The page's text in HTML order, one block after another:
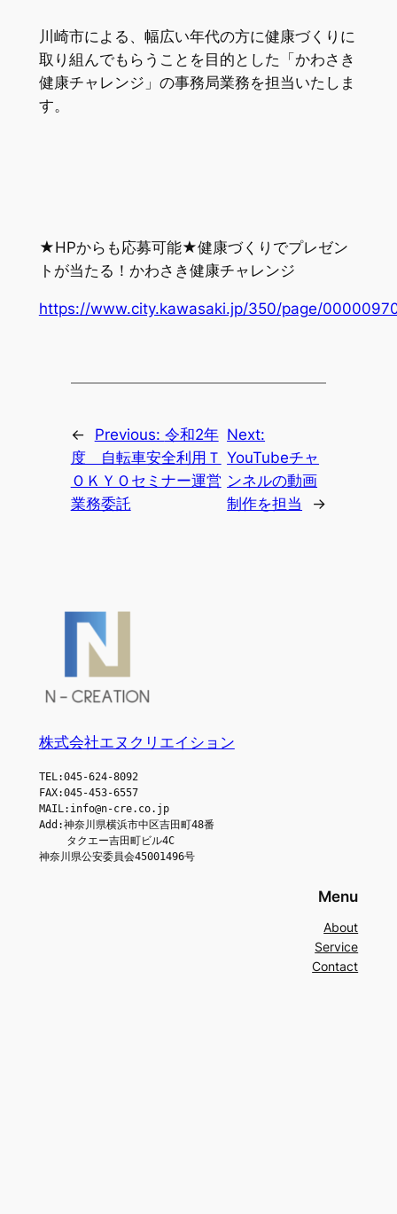
川崎市による、幅広い年代の方に健康づくりに
取り組んでもらうことを目的とした「かわさき
健康チャレンジ」の事務局業務を担当いたしま
す。
★HPからも応募可能★健康づくりでプレゼン
トが当たる！かわさき健康チャレンジ
https://www.city.kawasaki.jp/350/page/
← Previous: 令和2年
度 自転車安全利用Ｔ
ＯＫＹＯセミナー運営
業務委託
Next:
YouTubeチャ
ンネルの動画
制作を担当
→
株式会社エヌクリエイション
TEL:045-624-8092
FAX:045-453-6557
MAIL:info@n-cre.co.jp
Add:神奈川県横浜市中区吉田町48番
タクエー吉田町ビル4C
神奈川県公安委員会45001496号
Menu
About
Service
Contact